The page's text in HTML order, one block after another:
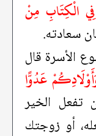
الْكِتَابِ مِنْ
سعادته.
الأسرة قال
عَدُوًّا
تفعل الخير
أو زوجتك